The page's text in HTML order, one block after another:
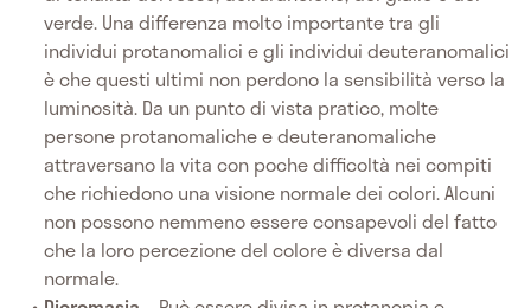
verde. Una differenza molto importante tra gli
individui protanomalici e gli individui deuteranomalici
è che questi ultimi non perdono la sensibilità verso la
luminosità. Da un punto di vista pratico, molte
persone protanomaliche e deuteranomaliche
attraversano la vita con poche difficoltà nei compiti
che richiedono una visione normale dei colori. Alcuni
non possono nemmeno essere consapevoli del fatto
che la loro percezione del colore è diversa dal
normale.